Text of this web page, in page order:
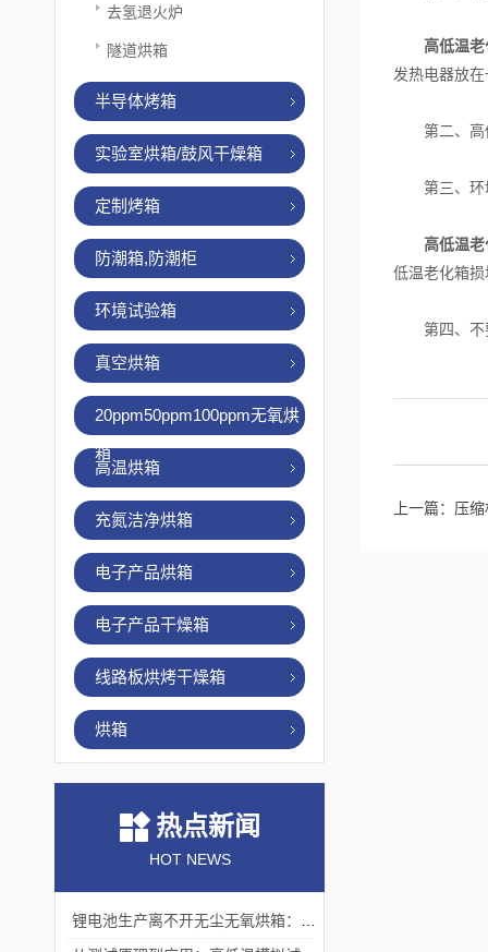
去氢退火炉
隧道烘箱
半导体烤箱
实验室烘箱/鼓风干燥箱
定制烤箱
防潮箱,防潮柜
环境试验箱
真空烘箱
20ppm50ppm100ppm无氧烘
箱
高温烘箱
充氮洁净烘箱
电子产品烘箱
电子产品干燥箱
线路板烘烤干燥箱
烘箱
热点新闻
HOT NEWS
高低温老
发热电器放
第二、高低
第三、环
高低温老
低温老化箱损
第四、不
上一篇： 压